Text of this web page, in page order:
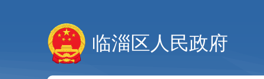
临淄区人民政府